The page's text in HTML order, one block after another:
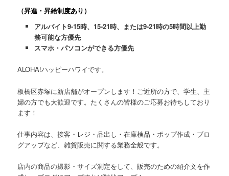
（昇進・昇給制度あり）
アルバイト9-15時、15-21時、または9-21時の5時間以上勤
務可能な方優先
スマホ・パソコンができる方優先
ALOHA!ハッピーハワイです。
板橋区赤塚に新店舗がオープンします！ご近所の方で、学生、主
婦の方でも大歓迎です。たくさんの皆様のご応募お待ちしており
ます！
仕事内容は、接客・レジ・品出し・在庫検品・ポップ作成・ブロ
グアップなど、雑貨販売に関する業務全般です。
店内の商品の撮影・サイズ測定をして、販売のための紹介文を作